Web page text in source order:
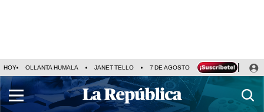
HOY OLLANTA HUMALA JANET TELLO 7 DE AGOSTO TINKA RESULTADOS